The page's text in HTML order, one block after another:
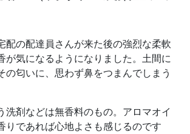
の配達員さんが来た後の強烈な柔軟
が気になるようになりました。土間に
の匂いに、思わず鼻をつまんでしまう
剤などは無香料のもの。アロマオイ
りであれば心地よさも感じるのです